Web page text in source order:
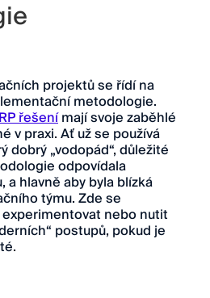
projektů se řídí na
metodologie.
řešenímají svoje zaběhlé
v praxi. Ať už se používá
dobrý „vodopád“, důležité
odpovídala
hlavně aby byla blízká
týmu. Zde se
nebo nutit
postupů, pokud je